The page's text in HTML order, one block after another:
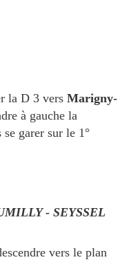
la D 3 vers Marigny-
à gauche la
garer sur le 1°
- SEYSSEL
vers le plan